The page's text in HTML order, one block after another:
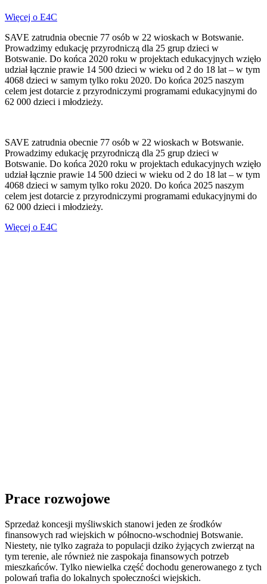
Więcej o E4C
SAVE zatrudnia obecnie 77 osób w 22 wioskach w Botswanie.
Prowadzimy edukację przyrodniczą dla 25 grup dzieci w
Botswanie. Do końca 2020 roku w projektach edukacyjnych wzięło
udział łącznie prawie 14 500 dzieci w wieku od 2 do 18 lat – w tym
4068 dzieci w samym tylko roku 2020. Do końca 2025 naszym
celem jest dotarcie z przyrodniczymi programami edukacyjnymi do
62 000 dzieci i młodzieży.
SAVE zatrudnia obecnie 77 osób w 22 wioskach w Botswanie.
Prowadzimy edukację przyrodniczą dla 25 grup dzieci w
Botswanie. Do końca 2020 roku w projektach edukacyjnych wzięło
udział łącznie prawie 14 500 dzieci w wieku od 2 do 18 lat – w tym
4068 dzieci w samym tylko roku 2020. Do końca 2025 naszym
celem jest dotarcie z przyrodniczymi programami edukacyjnymi do
62 000 dzieci i młodzieży.
Więcej o E4C
Prace rozwojowe
Sprzedaż koncesji myśliwskich stanowi jeden ze środków
finansowych rad wiejskich w północno-wschodniej Botswanie.
Niestety, nie tylko zagraża to populacji dziko żyjących zwierząt na
tym terenie, ale również nie zaspokaja finansowych potrzeb
mieszkańców. Tylko niewielka część dochodu generowanego z tych
polowań trafia do lokalnych społeczności wiejskich.